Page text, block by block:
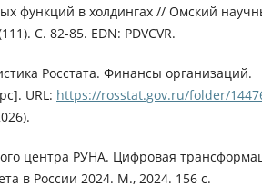
функций в холдингах // Омский
С. 82-85. EDN: PDVCVR.
Росстата. Финансы организаций.
URL: https://rosstat.gov.ru/folder/
центра РУНА. Цифровая
в России 2024. М., 2024. 156 с.